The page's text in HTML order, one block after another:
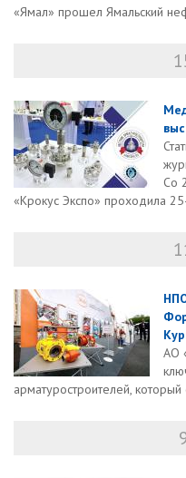
«Ямал» прошел Ямальский
Со
«Крокус Экспо» проходила
АО
арматуростроителей,